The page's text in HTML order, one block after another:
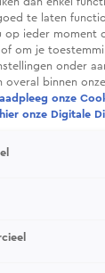
te laten
op ieder moment
om je
onder
overal binnen
onze
onze Digitale